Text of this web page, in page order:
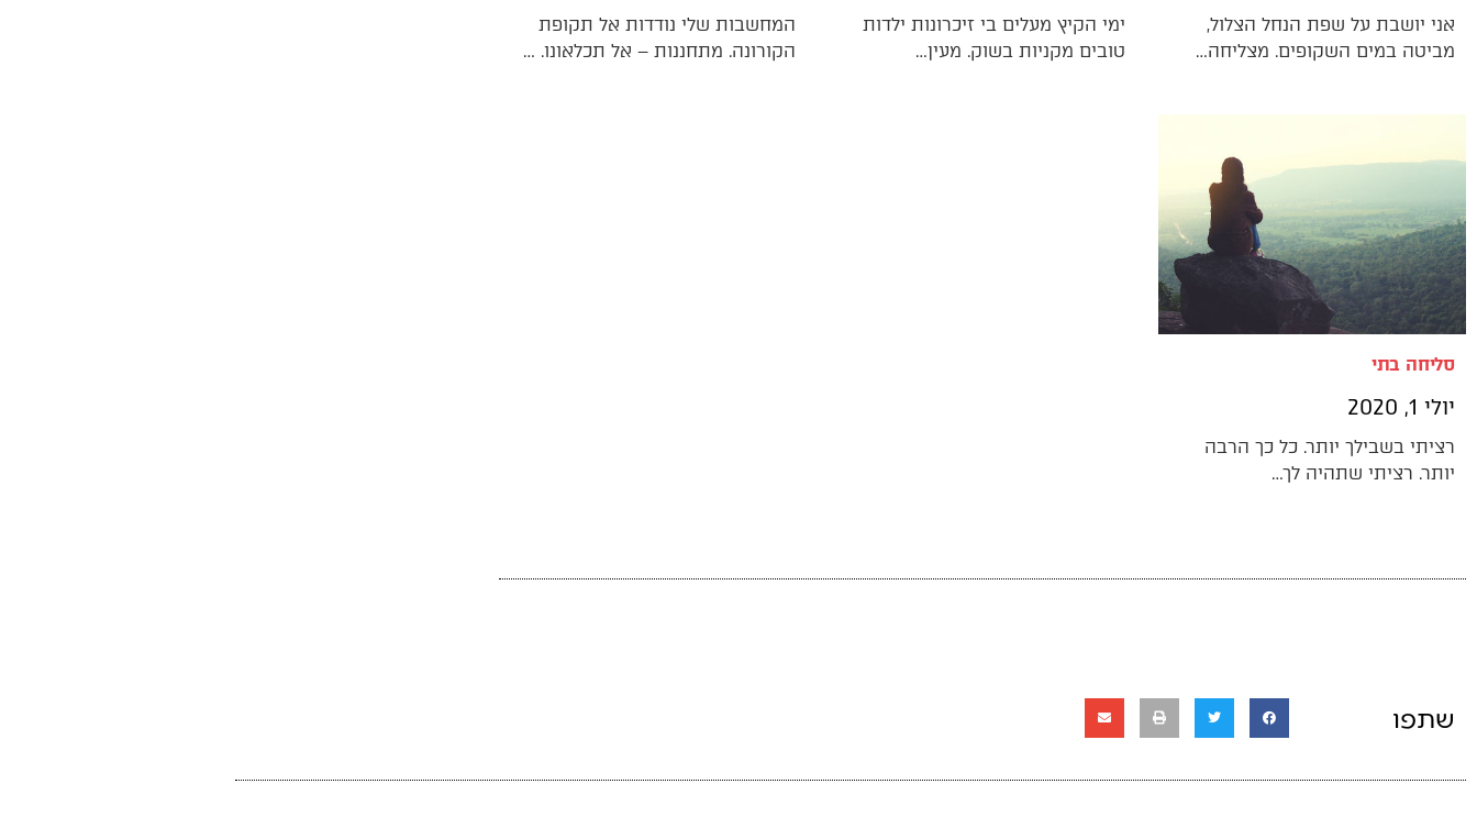
אני יושבת על שפת הנחל הצלול,
מביטה במים השקופים. מצליחה…
ימי הקיץ מעלים בי זיכרונות ילדות
טובים מקניות בשוק. מעין…
המחשבות שלי נודדות אל תקופת
הקורונה. מתחננות – אל תכלאונו. …
סליחה בתי
יולי 1, 2020
רציתי בשבילך יותר. כל כך הרבה
יותר. רציתי שתהיה לך…
שתפו